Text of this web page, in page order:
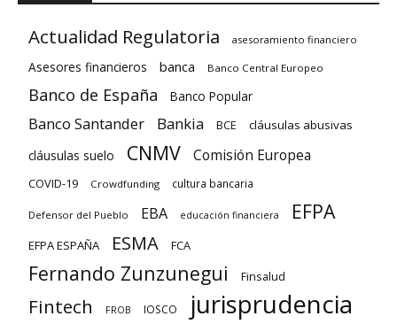
Actualidad Regulatoria asesoramiento financiero
Asesores financieros banca Banco Central Europeo
Banco de España Banco Popular
Banco Santander Bankia BCE cláusulas abusivas
cláusulas suelo CNMV Comisión Europea
COVID-19 Crowdfunding cultura bancaria
Defensor del Pueblo EBA educación financiera EFPA
EFPA ESPAÑA ESMA FCA
Fernando Zunzunegui Finsalud
Fintech FROB IOSCO jurisprudencia